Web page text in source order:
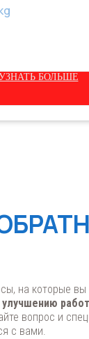
металлических и
кислот, щелочей,
БОЛЬШЕ
на которые
вопрос и
с вами.